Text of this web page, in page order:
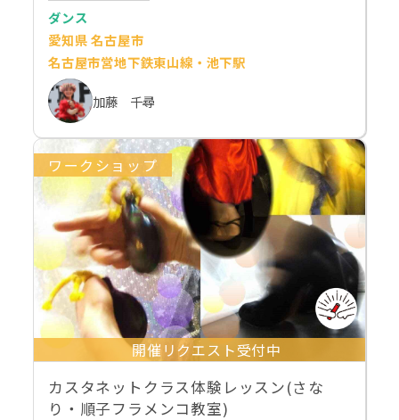
ダンス
愛知県 名古屋市
名古屋市営地下鉄東山線・池下駅
加藤 千尋
ワークショップ
開催リクエスト受付中
カスタネットクラス体験レッスン(さな
り・順子フラメンコ教室)